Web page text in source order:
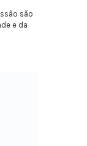
são
e da